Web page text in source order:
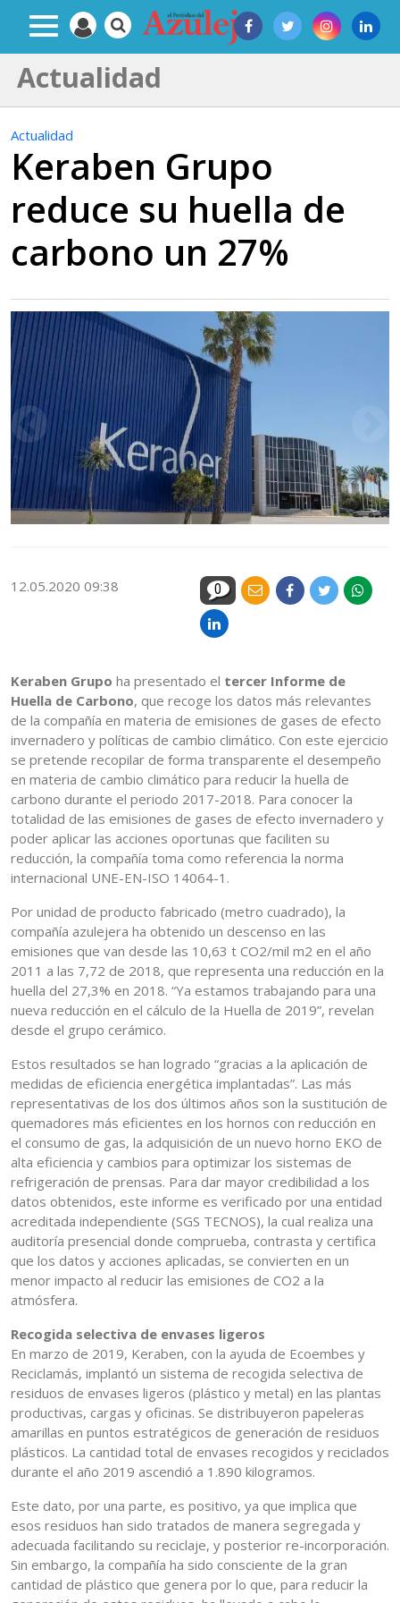
Actualidad
Actualidad
Keraben Grupo
reduce su huella de
carbono un 27%
12.05.2020 09:38 0
Keraben Grupo ha presentado el tercer Informe de
Huella de Carbono, que recoge los datos más relevantes
de la compañía en materia de emisiones de gases de efecto
invernadero y políticas de cambio climático. Con este ejercicio
se pretende recopilar de forma transparente el desempeño
en materia de cambio climático para reducir la huella de
carbono durante el periodo 2017-2018. Para conocer la
totalidad de las emisiones de gases de efecto invernadero y
poder aplicar las acciones oportunas que faciliten su
reducción, la compañía toma como referencia la norma
internacional UNE-EN-ISO 14064-1.
Por unidad de producto fabricado (metro cuadrado), la
compañía azulejera ha obtenido un descenso en las
emisiones que van desde las 10,63 t CO2/mil m2 en el año
2011 a las 7,72 de 2018, que representa una reducción en la
huella del 27,3% en 2018. “Ya estamos trabajando para una
nueva reducción en el cálculo de la Huella de 2019”, revelan
desde el grupo cerámico.
Estos resultados se han logrado “gracias a la aplicación de
medidas de eficiencia energética implantadas”. Las más
representativas de los dos últimos años son la sustitución de
quemadores más eficientes en los hornos con reducción en
el consumo de gas, la adquisición de un nuevo horno EKO de
alta eficiencia y cambios para optimizar los sistemas de
refrigeración de prensas. Para dar mayor credibilidad a los
datos obtenidos, este informe es verificado por una entidad
acreditada independiente (SGS TECNOS), la cual realiza una
auditoría presencial donde comprueba, contrasta y certifica
que los datos y acciones aplicadas, se convierten en un
menor impacto al reducir las emisiones de CO2 a la
atmósfera.
Recogida selectiva de envases ligeros
En marzo de 2019, Keraben, con la ayuda de Ecoembes y
Reciclamás, implantó un sistema de recogida selectiva de
residuos de envases ligeros (plástico y metal) en las plantas
productivas, cargas y oficinas. Se distribuyeron papeleras
amarillas en puntos estratégicos de generación de residuos
plásticos. La cantidad total de envases recogidos y reciclados
durante el año 2019 ascendió a 1.890 kilogramos.
Este dato, por una parte, es positivo, ya que implica que
esos residuos han sido tratados de manera segregada y
adecuada facilitando su reciclaje, y posterior re-incorporación.
Sin embargo, la compañía ha sido consciente de la gran
cantidad de plástico que genera por lo que, para reducir la